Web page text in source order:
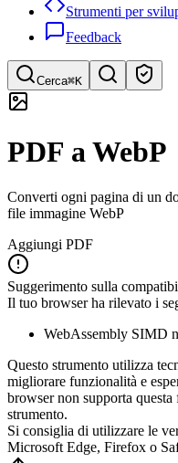
Strumenti per
Feedback
Cerca⌘K
Ricerca rapida di strumenti
PDF a WebP
Converti ogni pagina di un
file immagine WebP
Aggiungi PDF
Suggerimento sulla
Il tuo browser ha rilevato i
WebAssembly SIMD
Questo strumento utilizza
migliorare funzionalità e
browser non supporta
strumento.
Si consiglia di utilizzare le
Microsoft Edge, Firefox o